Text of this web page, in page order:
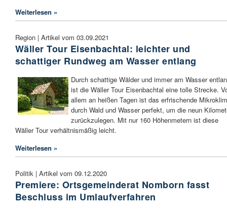
Weiterlesen »
Region | Artikel vom 03.09.2021
Wäller Tour Eisenbachtal: leichter und
schattiger Rundweg am Wasser entlang
Durch schattige Wälder und immer am Wasser
ist die Wäller Tour Eisenbachtal eine tolle Strecke.
allem an heißen Tagen ist das erfrischende
durch Wald und Wasser perfekt, um die neun
zurückzulegen. Mit nur 160 Höhenmetern ist diese
Wäller Tour verhältnismäßig leicht.
Weiterlesen »
Politik | Artikel vom 09.12.2020
Premiere: Ortsgemeinderat Nomborn fasst
Beschluss im Umlaufverfahren